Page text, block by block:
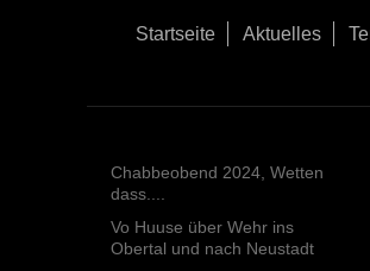
Startseite Aktuelles
Chabbeobend 2024, Wetten
dass....
Vo Huuse über Wehr ins
Obertal und nach Neustadt